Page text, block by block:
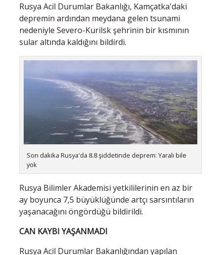
Rusya Acil Durumlar Bakanlığı, Kamçatka'daki
depremin ardından meydana gelen tsunami
nedeniyle Severo-Kurilsk şehrinin bir kısmının
sular altında kaldığını bildirdi.
Son dakika Rusya'da 8.8 şiddetinde deprem: Yaralı bile
yok
Rusya Bilimler Akademisi yetkililerinin en az bir
ay boyunca 7,5 büyüklüğünde artçı sarsıntıların
yaşanacağını öngördüğü bildirildi.
CAN KAYBI YAŞANMADI
Rusya Acil Durumlar Bakanlığından yapılan